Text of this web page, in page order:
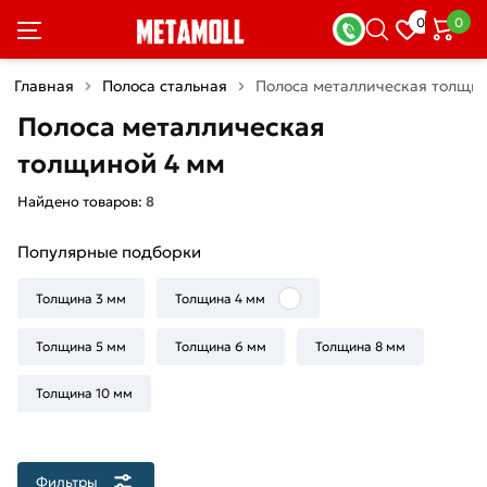
0 0
Главная Полоса стальная Полоса металлическая
Полоса металлическая
толщиной 4 мм
Найдено товаров: 8
Популярные подборки
Толщина 3 мм Толщина 4 мм
Толщина 5 мм Толщина 6 мм Толщина 8 мм
Толщина 10 мм
Фильтры
Фильтры
×
скидкой
руб.
—
мм